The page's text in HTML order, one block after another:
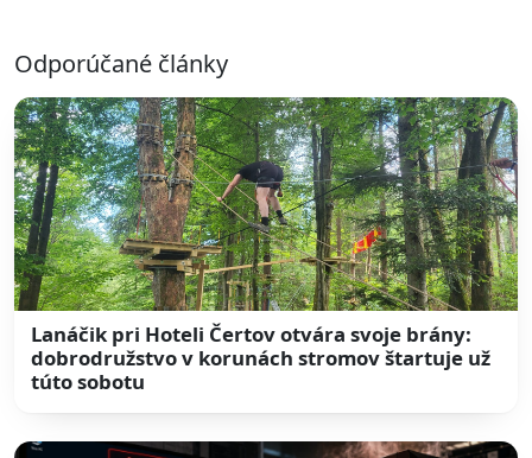
Odporúčané články
Lanáčik pri Hoteli Čertov otvára svoje brány:
dobrodružstvo v korunách stromov štartuje už
túto sobotu